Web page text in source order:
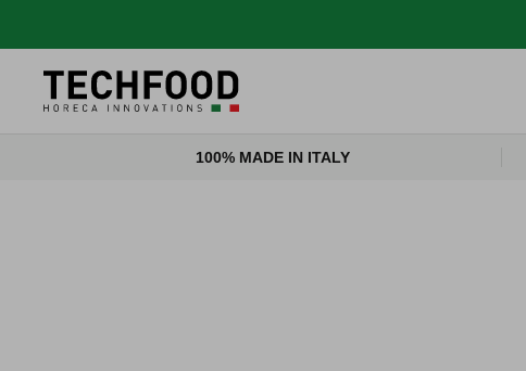
100% MADE IN ITALY